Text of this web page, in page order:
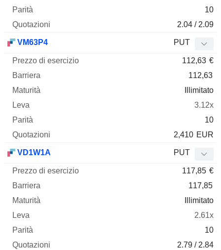
10
2.04 / 2.09
VM63P4 PUT
112,63 €
112,63
Illimitato
3.12x
10
2,410 EUR
VD1W1A PUT
117,85 €
117,85
Illimitato
2.61x
10
2.79 / 2.84